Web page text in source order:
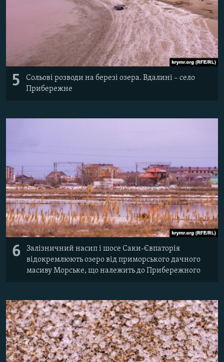
5
Сольові розводи на березі озера. Вдалині – село
Прибережне
6
Залізничний насип і шосе Саки-Євпаторія
відокремлюють озеро від приморського дачного
масиву Морське, що належить до Прибережного